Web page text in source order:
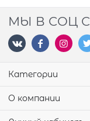
МЫ В СОЦ
Категории
О компании